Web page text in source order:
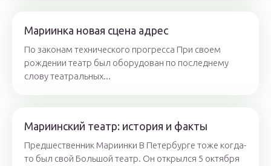
Мариинка новая сцена адрес
По законам технического прогресса При своем
рождении театр был оборудован по последнему
слову театральных...
Мариинский театр: история и факты
Предшественник Мариинки В Петербурге тоже когда-
то был свой Большой театр. Он открылся 5 октября